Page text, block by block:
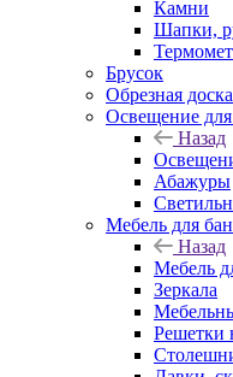
Камни
Шапки,
Брусок
Обрезная доска
Освещение
Назад
Абажуры
Мебель для
Назад
Мебель
Зеркала
Решетки